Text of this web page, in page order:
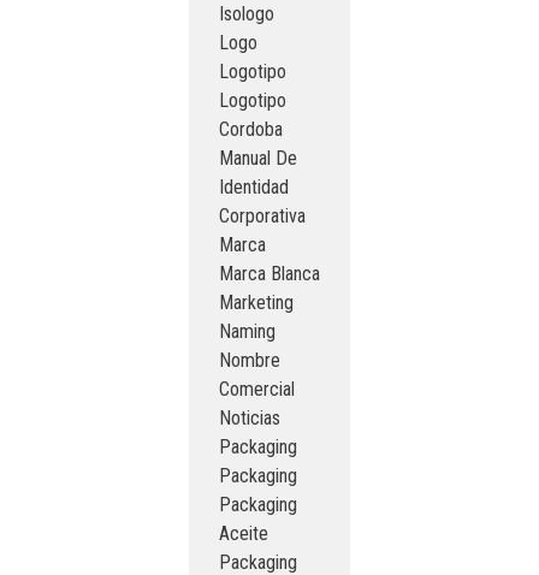
Isologo
Logo
Logotipo
Logotipo
Cordoba
Manual De
Identidad
Corporativa
Marca
Marca Blanca
Marketing
Naming
Nombre
Comercial
Noticias
Packaging
Packaging
Packaging
Aceite
Packaging